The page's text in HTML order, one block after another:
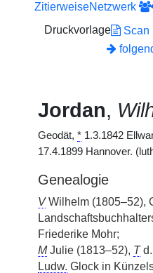
ZitierweiseNetzwerk
Druckvorlage
Scan
Jordan,
Geodät, * 1.3.1842
17.4.1899 Hannover.
Genealogie
VWilhelm (1805–52),
Friederike Mohr;
MJulie (1813–52), Td.
Ludw. Glock in